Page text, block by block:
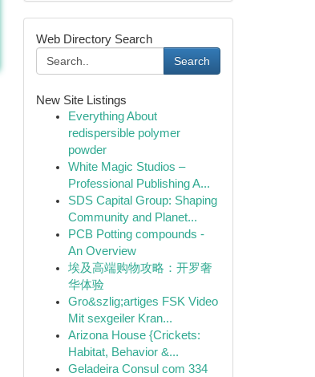
Web Directory Search
Search
New Site Listings
Everything About
redispersible polymer
powder
White Magic Studios –
Professional Publishing A...
SDS Capital Group: Shaping
Community and Planet...
PCB Potting compounds -
An Overview
埃及高端购物攻略：开罗奢
华体验
Gro&szlig;artiges FSK Video
Mit sexgeiler Kran...
Arizona House {Crickets:
Habitat, Behavior &...
Geladeira Consul com 334